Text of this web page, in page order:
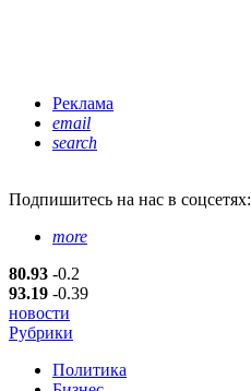
Реклама
email
search
Подпишитесь на нас в соцсетях:
more
80.93 -0.2
93.19 -0.39
новости
Рубрики
Политика